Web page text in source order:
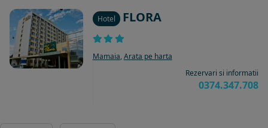
Hotel FLORA
Mamaia, Arata pe harta
Rezervari si informatii
0374.347.708